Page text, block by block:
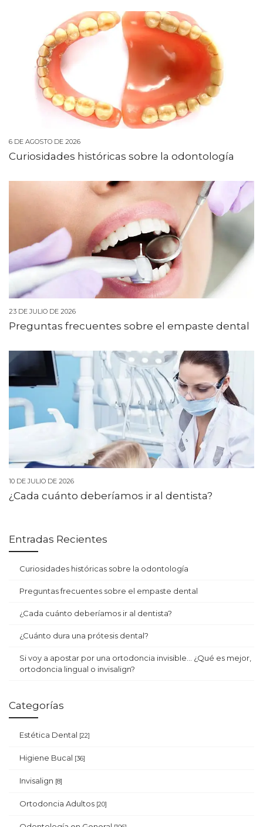
6 DE AGOSTO DE 2026
Curiosidades históricas sobre la odontología
23 DE JULIO DE 2026
Preguntas frecuentes sobre el empaste dental
10 DE JULIO DE 2026
¿Cada cuánto deberíamos ir al dentista?
Entradas Recientes
Curiosidades históricas sobre la odontología
Preguntas frecuentes sobre el empaste dental
¿Cada cuánto deberíamos ir al dentista?
¿Cuánto dura una prótesis dental?
Si voy a apostar por una ortodoncia invisible… ¿Qué es mejor,
ortodoncia lingual o invisalign?
Categorías
Estética Dental [22]
Higiene Bucal [36]
Invisalign [8]
Ortodoncia Adultos [20]